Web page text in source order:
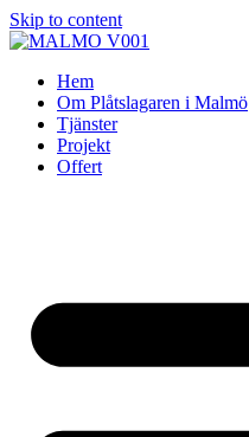
Skip to content
Hem
Om Plåtslagaren i Malmö
Tjänster
Projekt
Offert